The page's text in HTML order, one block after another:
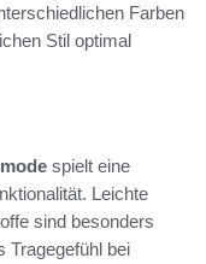
Farben
Stil optimal
spielt eine
Leichte
sind besonders
Tragegefühl bei